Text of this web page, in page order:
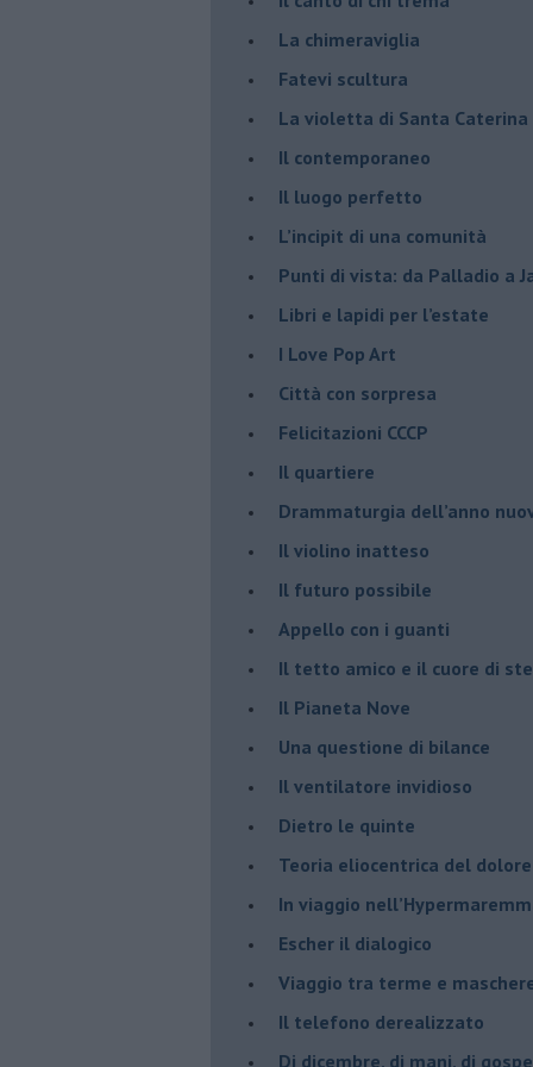
La chimeraviglia
​Fatevi scultura
​La violetta di Santa Caterina
​Il contemporaneo
​Il luogo perfetto
​L’incipit di una comunità
Punti di vista: da Palladio a
​Libri e lapidi per l’estate
​I Love Pop Art
Città con sorpresa
Felicitazioni CCCP
​Il quartiere
​Drammaturgia dell’anno
​Il violino inatteso
​Il futuro possibile
​Appello con i guanti
​Il tetto amico e il cuore di
​Il Pianeta Nove
​Una questione di bilance
​Il ventilatore invidioso
​Dietro le quinte
​Teoria eliocentrica del dolore
In viaggio
​Escher il dialogico
​Viaggio tra terme e
Il telefono derealizzato
​Di dicembre, di mani, di